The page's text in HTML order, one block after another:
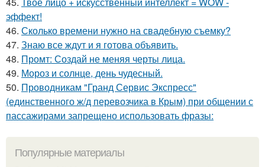
эффект!
46. Сколько времени нужно на свадебную съемку?
47. Знаю все ждут и я готова объявить.
48. Промт: Создай не меняя черты лица.
49. Мороз и солнце, день чудесный.
50. Проводникам "Гранд Сервис Экспресс"
(единственного ж/д перевозчика в Крым) при общении с
пассажирами запрещено использовать фразы:
Популярные материалы